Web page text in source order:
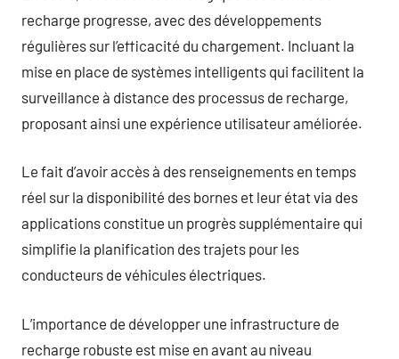
recharge progresse, avec des développements
régulières sur l’efficacité du chargement. Incluant la
mise en place de systèmes intelligents qui facilitent la
surveillance à distance des processus de recharge,
proposant ainsi une expérience utilisateur améliorée.
Le fait d’avoir accès à des renseignements en temps
réel sur la disponibilité des bornes et leur état via des
applications constitue un progrès supplémentaire qui
simplifie la planification des trajets pour les
conducteurs de véhicules électriques.
L’importance de développer une infrastructure de
recharge robuste est mise en avant au niveau